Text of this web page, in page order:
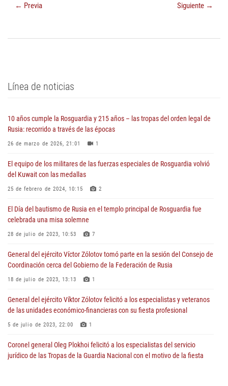
← Previa Siguiente →
Línea de noticias
10 años cumple la Rosguardia y 215 años – las tropas del orden legal de
Rusia: recorrido a través de las épocas
26 de marzo de 2026, 21:01 1
El equipo de los militares de las fuerzas especiales de Rosguardia volvió
del Kuwait con las medallas
25 de febrero de 2024, 10:15 2
El Día del bautismo de Rusia en el templo principal de Rosguardia fue
celebrada una misa solemne
28 de julio de 2023, 10:53 7
General del ejército Víctor Zólotov tomó parte en la sesión del Consejo de
Coordinación cerca del Gobierno de la Federación de Rusia
18 de julio de 2023, 13:13 1
General del ejército Víktor Zólotov felicitó a los especialistas y veteranos
de las unidades económico-financieras con su fiesta profesional
5 de julio de 2023, 22:00 1
Coronel general Oleg Plokhoi felicitó a los especialistas del servicio
jurídico de las Tropas de la Guardia Nacional con el motivo de la fiesta